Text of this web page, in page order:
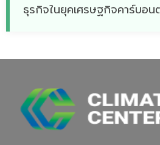
ธุรกิจในยุคเศรษฐกิจคาร์บอน